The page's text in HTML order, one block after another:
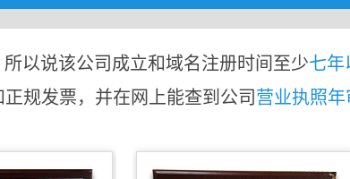
所以说该公司成立和域名注册时间至少七年
规发票，并在网上能查到公司 营业执照年